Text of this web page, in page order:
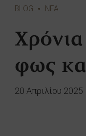
BLOG ΝΕΑ
φως
20 Απριλίου 2025